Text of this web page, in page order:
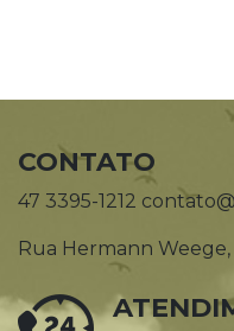
CONTATO
47 3395-1212
Rua Hermann